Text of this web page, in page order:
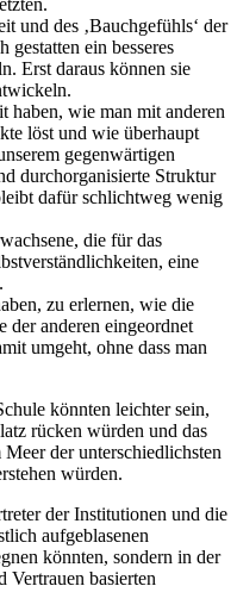
und des ‚Bauchgefühls‘ der
ein besseres
Erst daraus können sie
haben, wie man mit anderen
löst und wie überhaupt
gegenwärtigen
durchorganisierte Struktur
dafür schlichtweg wenig
die für das
eine
zu erlernen, wie die
der anderen eingeordnet
umgeht, ohne dass man
könnten leichter sein,
rücken würden und das
der unterschiedlichsten
würden.
der Institutionen und die
aufgeblasenen
könnten, sondern in der
Vertrauen basierten